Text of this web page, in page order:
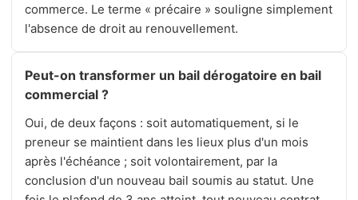
commerce. Le terme « précaire » souligne simplement
l'absence de droit au renouvellement.
Peut-on transformer un bail dérogatoire en bail
commercial ?
Oui, de deux façons : soit automatiquement, si le
preneur se maintient dans les lieux plus d'un mois
après l'échéance ; soit volontairement, par la
conclusion d'un nouveau bail soumis au statut. Une